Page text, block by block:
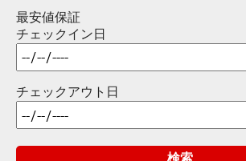
最安値保証
チェックイン日
チェックアウト日